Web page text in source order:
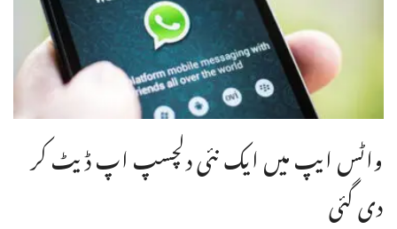
واٹس ایپ میں ایک نئی دلچسپ اپ ڈیٹ کر
دی گئی